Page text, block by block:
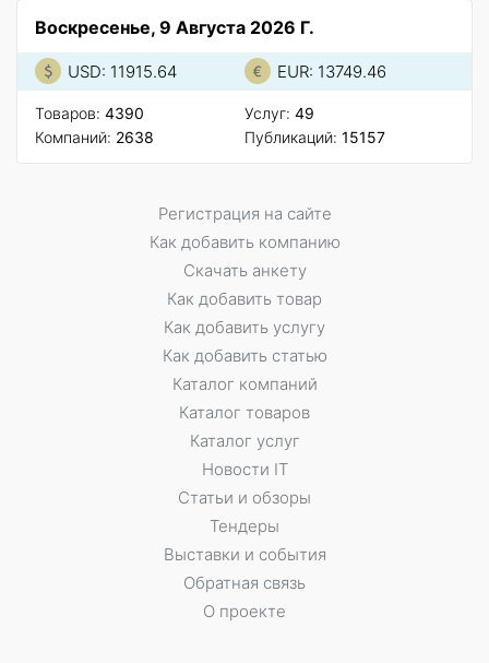
Воскресенье, 9 Августа 2026 Г.
USD: 11915.64 EUR: 13749.46
Товаров: 4390
Компаний: 2638
Услуг: 49
Публикаций: 15157
Регистрация на сайте
Как добавить компанию
Скачать анкету
Как добавить товар
Как добавить услугу
Как добавить статью
Каталог компаний
Каталог товаров
Каталог услуг
Новости IT
Статьи и обзоры
Тендеры
Выставки и события
Обратная связь
О проекте